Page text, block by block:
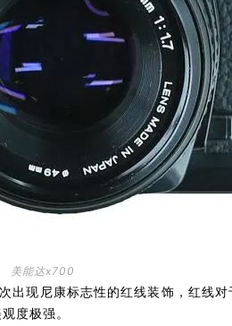
美能达x700
现尼康标志性的红线装饰，红线
度极强。